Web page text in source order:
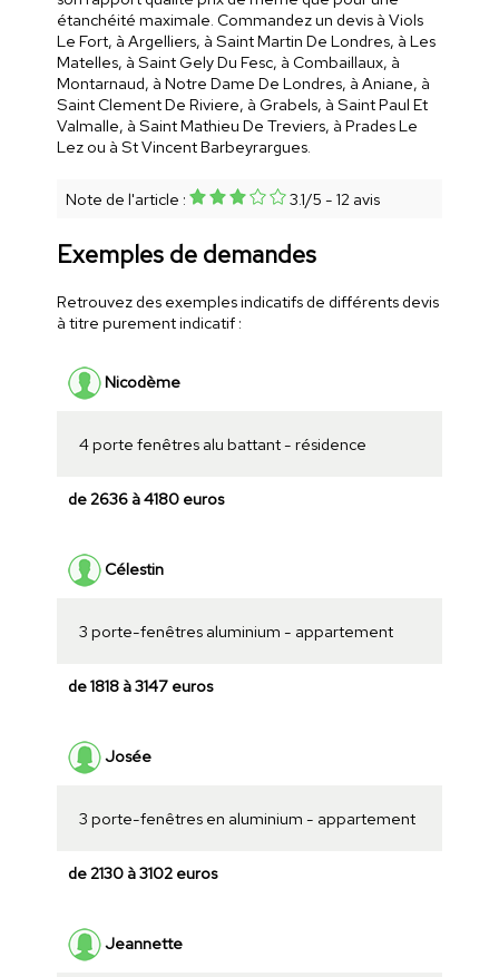
étanchéité maximale. Commandez un devis à Viols
Le Fort, à Argelliers, à Saint Martin De Londres, à Les
Matelles, à Saint Gely Du Fesc, à Combaillaux, à
Montarnaud, à Notre Dame De Londres, à Aniane, à
Saint Clement De Riviere, à Grabels, à Saint Paul Et
Valmalle, à Saint Mathieu De Treviers, à Prades Le
Lez ou à St Vincent Barbeyrargues.
Note de l'article : 3.1/5 - 12avis
Exemples de demandes
Retrouvez des exemples indicatifs de différents devis
à titre purement indicatif :
Nicodème
4 porte fenêtres alu battant - résidence
de 2636 à 4180 euros
Célestin
3 porte-fenêtres aluminium - appartement
de 1818 à 3147 euros
Josée
3 porte-fenêtres en aluminium - appartement
de 2130 à 3102 euros
Jeannette